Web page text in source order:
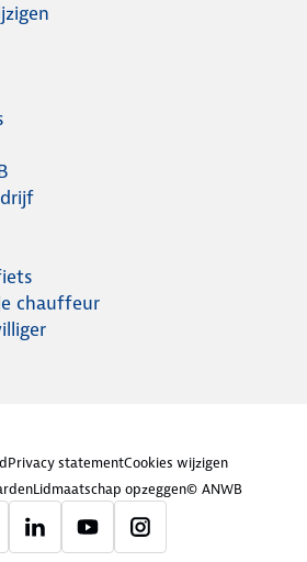
chauffeur
Privacy statementCookies wijzigen
Lidmaatschap opzeggen© ANWB